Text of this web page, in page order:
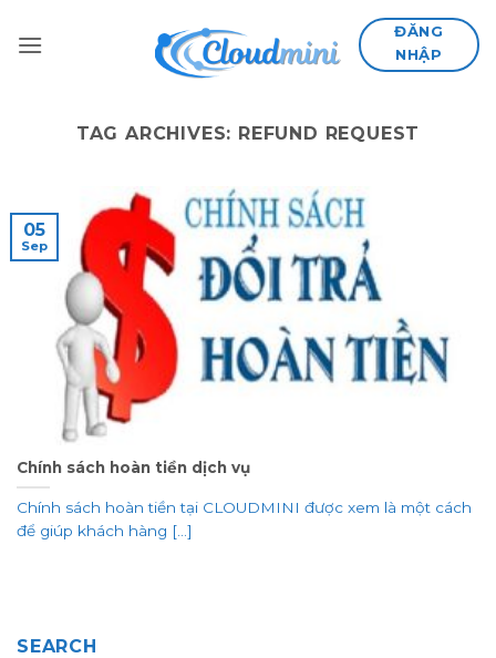
ĐĂNG
NHẬP
TAG ARCHIVES: REFUND REQUEST
Chính sách hoàn tiền dịch vụ
Chính sách hoàn tiền tại CLOUDMINI được xem là một cách
để giúp khách hàng [...]
05
Sep
SEARCH